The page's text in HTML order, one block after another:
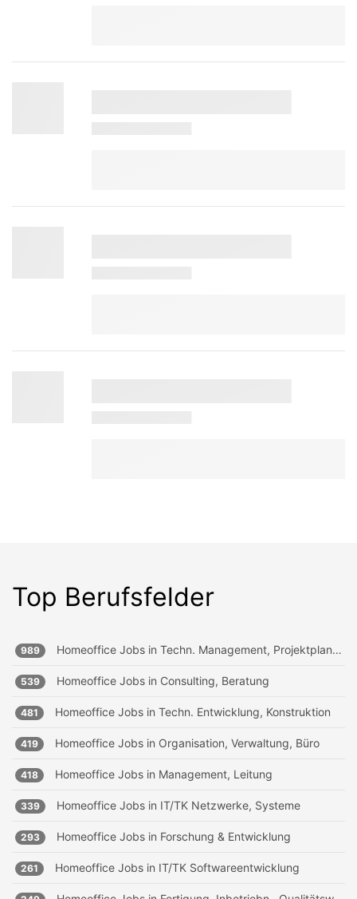
Top Berufsfelder
989 Homeoffice Jobs in Techn. Management, Projektplanung
539 Homeoffice Jobs in Consulting, Beratung
481 Homeoffice Jobs in Techn. Entwicklung, Konstruktion
419 Homeoffice Jobs in Organisation, Verwaltung, Büro
418 Homeoffice Jobs in Management, Leitung
339 Homeoffice Jobs in IT/TK Netzwerke, Systeme
293 Homeoffice Jobs in Forschung & Entwicklung
261 Homeoffice Jobs in IT/TK Softwareentwicklung